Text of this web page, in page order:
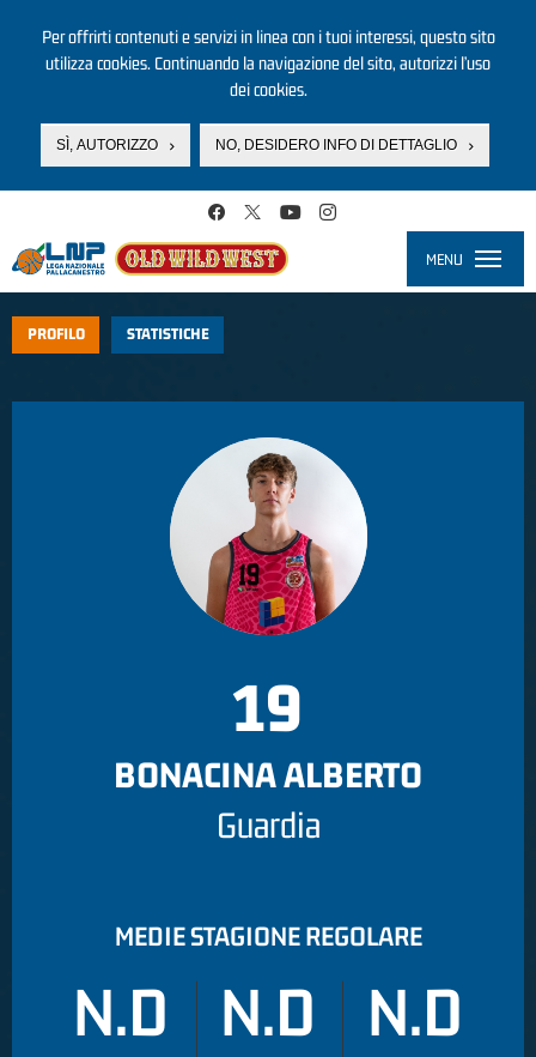
Per offrirti contenuti e servizi in linea con i tuoi interessi, questo sito
utilizza cookies. Continuando la navigazione del sito, autorizzi l’uso
dei cookies.
SÌ, AUTORIZZO NO, DESIDERO INFO DI DETTAGLIO
MENU
PROFILO STATISTICHE
19
BONACINA ALBERTO
Guardia
MEDIE STAGIONE REGOLARE
N.D N.D N.D